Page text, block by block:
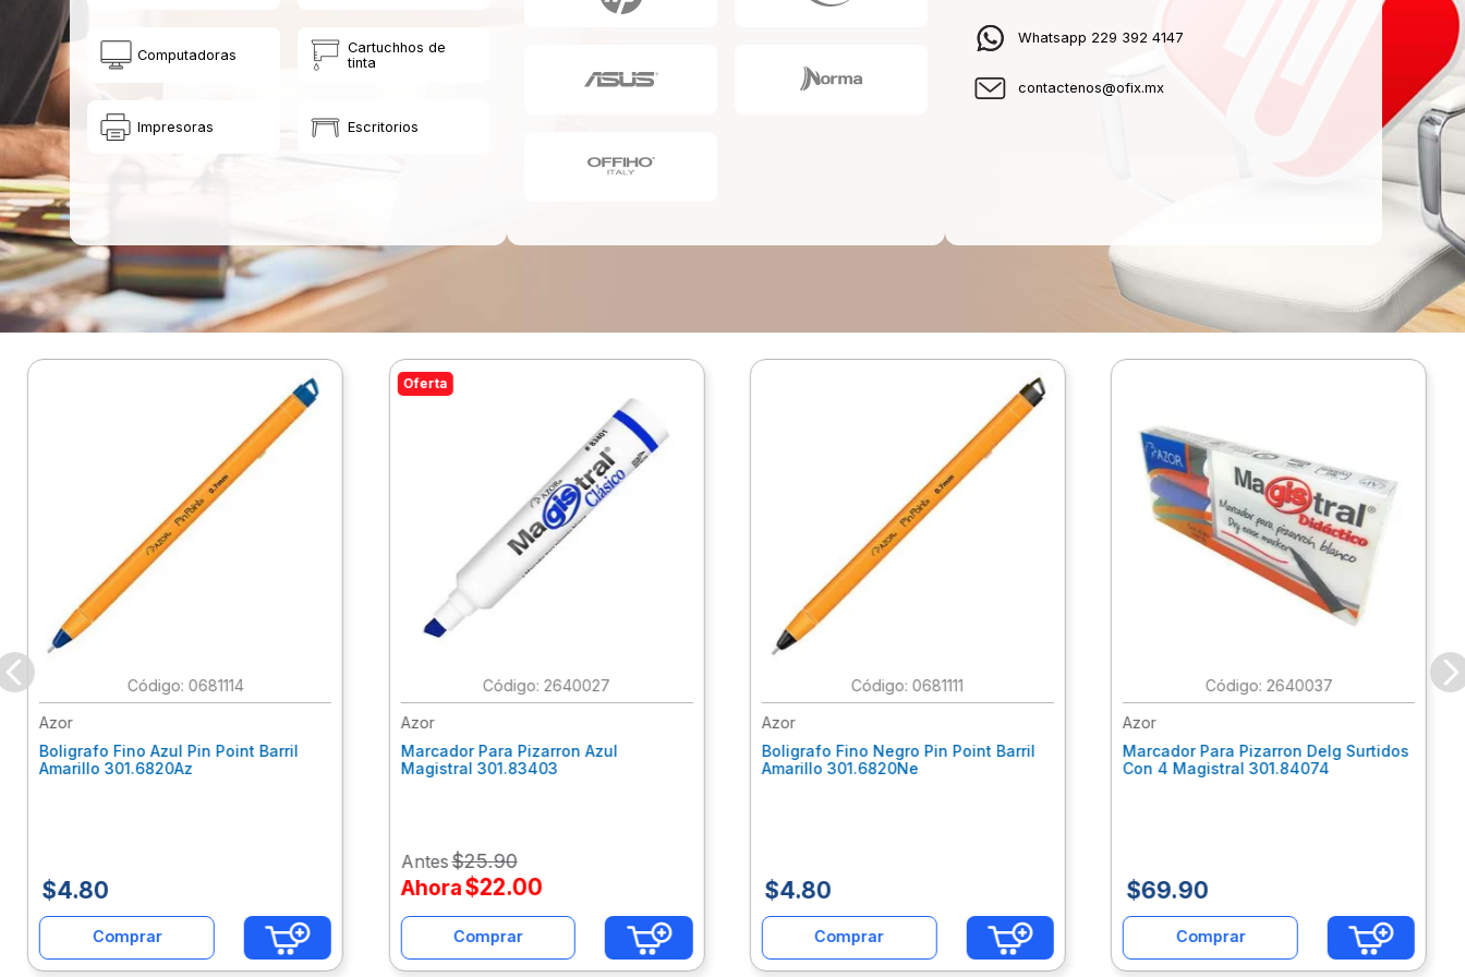
Computadoras
Cartuchhos de
tinta
Impresoras Escritorios
Whatsapp 229 392 4147
contactenos@ofix.mx
: 0681114
Azor
Boligrafo Fino Azul Pin Point Barril
Amarillo 301.6820Az
$4.80
Comprar
Oferta
: 2640027
Azor
Marcador Para Pizarron Azul
Magistral 301.83403
Antes$25.90
Ahora$22.00
Comprar
:0681111
Azor
Boligrafo Fino Negro Pin Point Barril
Amarillo 301.6820Ne
$4.80
Comprar
: 2640037
Azor
Marcador Para Pizarron Delg Surtidos
Con 4 Magistral 301.84074
$69.90
Comprar